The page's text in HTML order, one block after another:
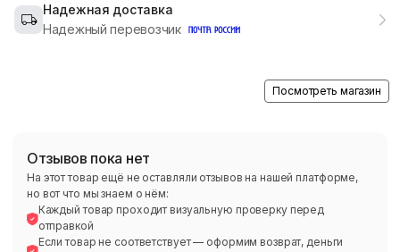
Надежная доставка
Надежный перевозчик
Посмотреть магазин
Отзывов пока нет
На этот товар ещё не оставляли отзывов на нашей платформе,
но вот что мы знаем о нём:
Каждый товар проходит визуальную проверку перед
отправкой
Если товар не соответствует — оформим возврат, деньги